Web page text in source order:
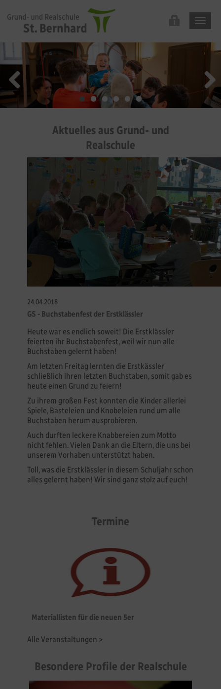
Aktuelles aus Grund- und
Realschule
24.04.2018
GS - Buchstabenfest der Erstklässler
Heute war es endlich soweit! Die Erstklässler
feierten ihr Buchstabenfest, weil wir nun alle
Buchstaben gelernt haben!
Am letzten Freitag lernten die Erstkässler
schließlich ihren letzten Buchstaben, somit gab es
heute einen Grund zu feiern!
Zu ihrem großen Fest konnten die Kinder allerlei
Spiele, Basteleien und Knobeleien rund um alle
Buchstaben herum ausprobieren.
Auch durften leckere Knabbereien zum Motto
nicht fehlen. Vielen Dank an die Eltern, die uns bei
unserem Vorhaben unterstützt haben.
Toll, was die Erstklässler in diesem Schuljahr schon
alles gelernt haben! Wir sind ganz stolz auf euch!
Termine
Materiallisten für die neuen 5er
Alle Veranstaltungen >
Besondere Profile der Realschule